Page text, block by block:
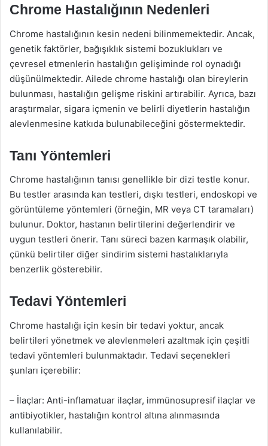
Chrome Hastalığının Nedenleri
Chrome hastalığının kesin nedeni bilinmemektedir. Ancak,
genetik faktörler, bağışıklık sistemi bozuklukları ve
çevresel etmenlerin hastalığın gelişiminde rol oynadığı
düşünülmektedir. Ailede chrome hastalığı olan bireylerin
bulunması, hastalığın gelişme riskini artırabilir. Ayrıca, bazı
araştırmalar, sigara içmenin ve belirli diyetlerin hastalığın
alevlenmesine katkıda bulunabileceğini göstermektedir.
Tanı Yöntemleri
Chrome hastalığının tanısı genellikle bir dizi testle konur.
Bu testler arasında kan testleri, dışkı testleri, endoskopi ve
görüntüleme yöntemleri (örneğin, MR veya CT taramaları)
bulunur. Doktor, hastanın belirtilerini değerlendirir ve
uygun testleri önerir. Tanı süreci bazen karmaşık olabilir,
çünkü belirtiler diğer sindirim sistemi hastalıklarıyla
benzerlik gösterebilir.
Tedavi Yöntemleri
Chrome hastalığı için kesin bir tedavi yoktur, ancak
belirtileri yönetmek ve alevlenmeleri azaltmak için çeşitli
tedavi yöntemleri bulunmaktadır. Tedavi seçenekleri
şunları içerebilir:
– İlaçlar: Anti-inflamatuar ilaçlar, immünosupresif ilaçlar ve
antibiyotikler, hastalığın kontrol altına alınmasında
kullanılabilir.